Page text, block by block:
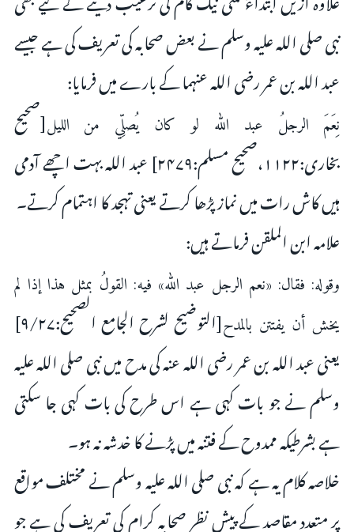
نبى صلى اللہ علیہ وسلم نے بعض صحابہ کى تعریف کى ہے جیسے
عبد اللہ بن عمر رضی اللہ عنہما کے بارے میں فرمایا:
نِعَمَ الرجلُ عبد الله لو کان يُصلِّي من الليل[صحیح
بخاری:۱۱۲۲،صحیح مسلم:۲۴۷۹] عبد اللہ بہت اچھے آدمى
ہیں کاش رات میں نماز پڑھا کرتے یعنى تہجد کا اہتمام کرتے۔
علامہ ابن الملقن فرماتے ہیں:
وقوله: فقال: «نعم الرجل عبد الله» فيه: القولُ بمثل هذا إذا لم
يخش أن يفتتن بالمدح
[التوضيح لشرح الجامع الصحيح:۹/۲۷]
یعنى عبد اللہ بن عمر رضی اللہ عنہ کى مدح میں نبى صلى اللہ علیہ
وسلم نے جو بات کہى ہے اس طرح کى بات کہى جا سکتى
ہے بشرطیکہ ممدوح کے فتنہ میں پڑنے کا خدشہ نہ ہو۔
خلاصہ کلام یہ ہے کہ نبى صلى اللہ علیہ وسلم نے مختلف مواقع
پر متعدد مقاصد کے پیش نظر صحابہ کرام کى تعریف کى ہے جو